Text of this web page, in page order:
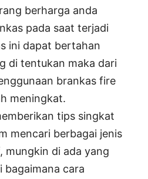
berharga anda
pada saat terjadi
ini dapat bertahan
di tentukan maka dari
brankas fire
meningkat.
tips singkat
mencari berbagai jenis
mungkin di ada yang
bagaimana cara